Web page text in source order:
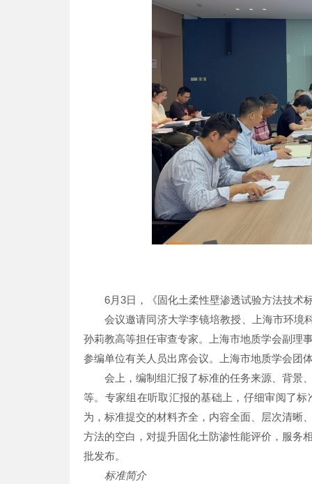
6月3日，《固化土柔性壁渗透试验方法技术
会议邀请同济大学李镜培教授、上海市环境
孙莉教高等担任审查专家。上海市地质学会副理
参编单位有关人员出席会议。上海市地质学会团
会上，编制组汇报了标准的任务来源、背景
等。专家组在听取汇报的基础上，仔细审阅了
为，标准提交的材料齐全，内容全面、层次清晰
方法的空白，对提升固化土防渗性能评价，服务
批发布。
标准简介